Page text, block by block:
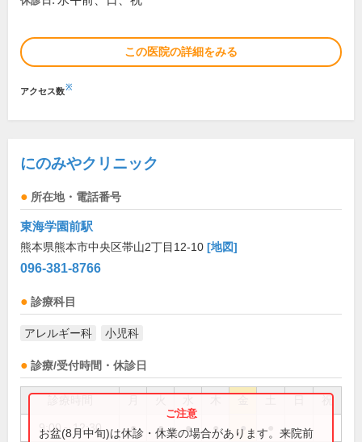
この医院の詳細をみる
アクセス数※
にのみやクリニック
所在地・電話番号
東海学園前駅
熊本県熊本市中央区帯山2丁目12-10 [地図]
096-381-8766
診療科目
アレルギー科 小児科
診療/受付時間・休診日
祝
9:00～12:30 ● ● ● ● ●
お盆(8月中旬)は休診・休業の場合があります。来院前